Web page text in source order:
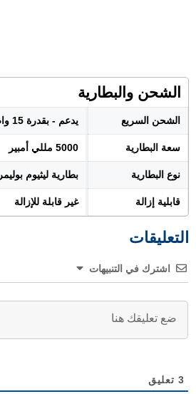
الشحن والبطارية
الشحن السريع يدعم - بقدرة 15 واط
سعة البطارية 5000 مللي أمبير
نوع البطارية بطارية ليثيوم بوليمر
قابلية إزالة غير قابلة للإزالة
التعليقات
اشترك في التنبيهات
3 تعليق